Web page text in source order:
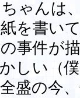
ゃんは
を書い
事件が
しい（
盛の今